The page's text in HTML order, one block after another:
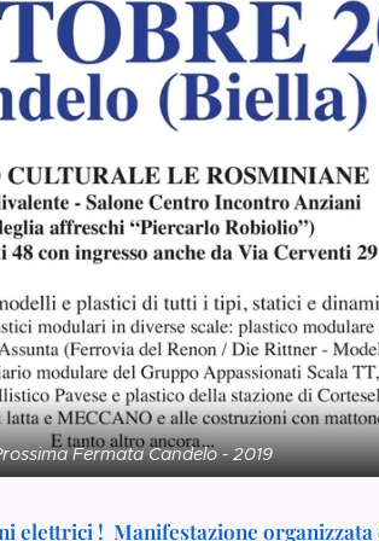
Fermata Candelo - 2019
elettrici ! Manifestazione organizzata